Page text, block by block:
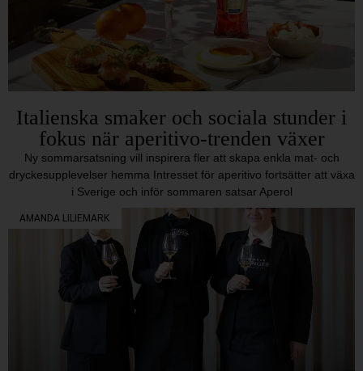
Italienska smaker och sociala stunder i
fokus när aperitivo-trenden växer
Ny sommarsatsning vill inspirera fler att skapa enkla mat- och
dryckesupplevelser hemma Intresset för aperitivo fortsätter att växa
i Sverige och inför sommaren satsar Aperol
AMANDA LILIEMARK